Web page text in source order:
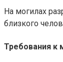
На могилах
близкого
Требования к